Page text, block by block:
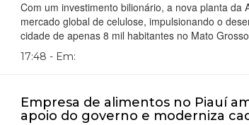
Com um investimento bilionário, a nova planta da
mercado global de celulose, impulsionando o
cidade de apenas 8 mil habitantes no Mato
17:48 - Em:
Empresa de alimentos no Piauí
apoio do governo e moderniza